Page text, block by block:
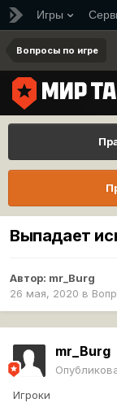
Игры
Вопросы по игре
Выпадает
Автор: mr_Burg
26 мая, 2020 в
mr_Burg
Игроки